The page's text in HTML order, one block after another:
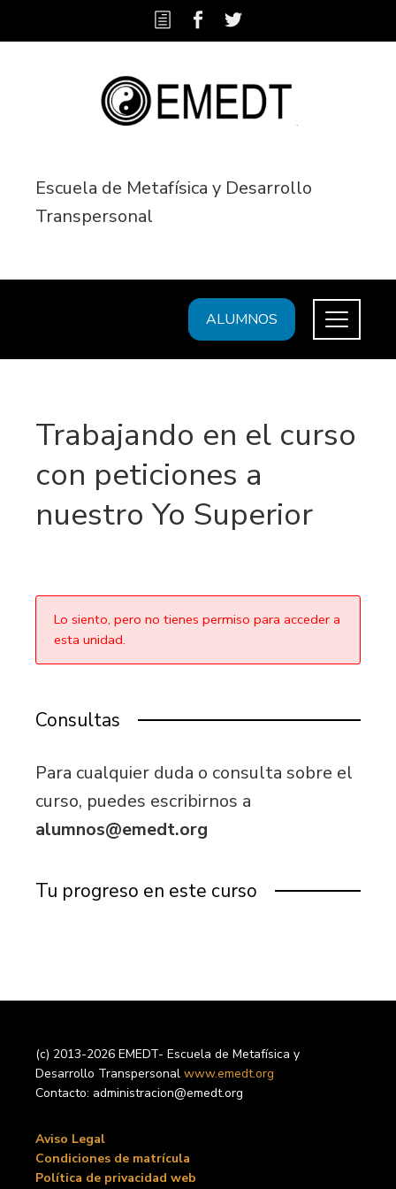
Escuela de Metafísica y Desarrollo
Transpersonal
ALUMNOS
Trabajando en el curso
con peticiones a
nuestro Yo Superior
Lo siento, pero no tienes permiso para acceder a
esta unidad.
Consultas
Para cualquier duda o consulta sobre el
curso, puedes escribirnos a
alumnos@emedt.org
Tu progreso en este curso
(c) 2013-2026 EMEDT- Escuela de Metafísica y
Desarrollo Transpersonal www.emedt.org
Contacto: administracion@emedt.org
Aviso Legal
Condiciones de matrícula
Política de privacidad web